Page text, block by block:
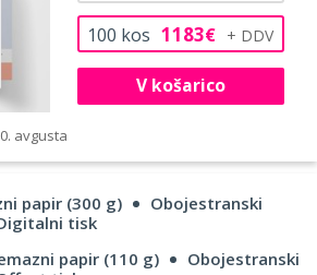
100 kos 1183€
V košarico
avgusta
papir (300 g)
Obojestranski
tisk
papir (110 g)
Obojestranski